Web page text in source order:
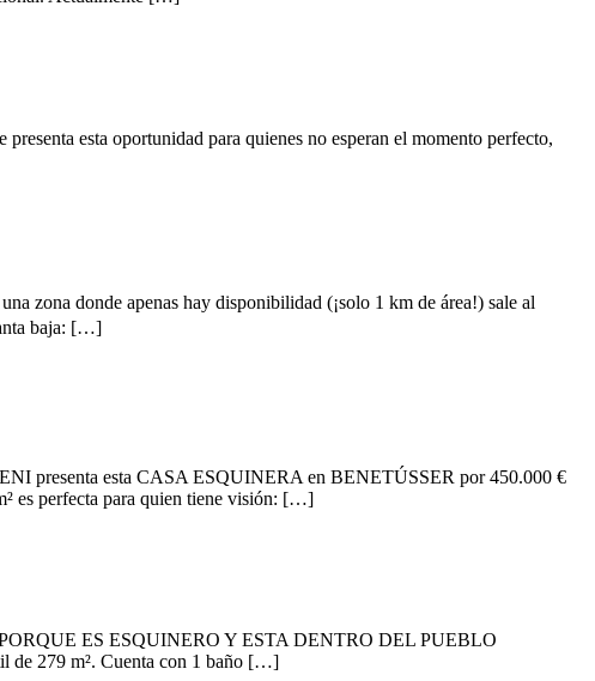
esta oportunidad para quienes no esperan el momento perfecto,
donde apenas hay disponibilidad (¡solo 1 km de área!) sale al
baja: […]
esta CASA ESQUINERA en BENETÚSSER por 450.000 €
es perfecta para quien tiene visión: […]
ES ESQUINERO Y ESTA DENTRO DEL PUEBLO
de 279 m². Cuenta con 1 baño […]